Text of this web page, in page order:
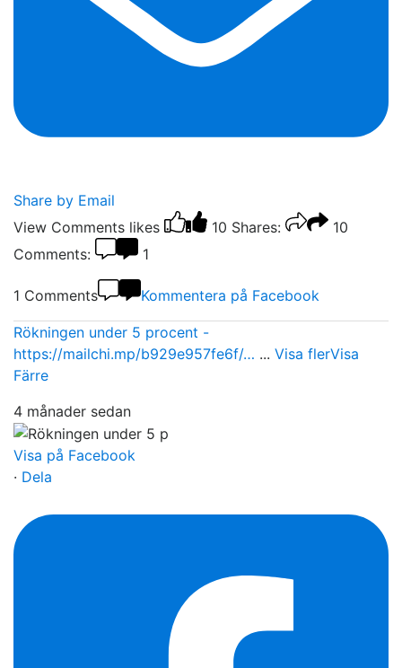
Share by Email
View Comments likes 10 Shares:
10
Comments:
1
1 Comments Kommentera på Facebook
Rökningen under 5 procent -
https://mailchi.mp/b929e957fe6f/… ... Visa flerVisa
Färre
4 månader sedan
Visa på Facebook
· Dela